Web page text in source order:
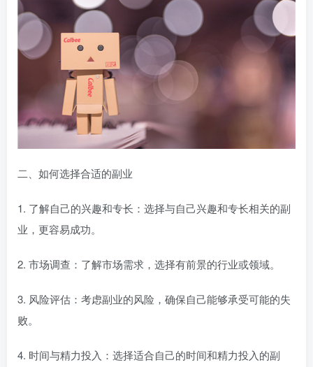
二、如何选择合适的副业
1. 了解自己的兴趣和专长：选择与自己兴趣和专长相关的副
业，更容易成功。
2. 市场调查：了解市场需求，选择有前景的行业或领域。
3. 风险评估：考虑副业的风险，确保自己能够承受可能的失
败。
4. 时间与精力投入：选择适合自己的时间和精力投入的副